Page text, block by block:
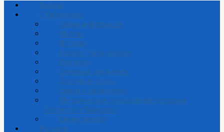
Главная
О библиотеке
Общая информация
Миссия
История
Адреса. Часы работы
Контакты
Основные документы
Доступная среда
Фильм о библиотеке
Методическое объединение вузовских
библиотек г.Кемерово
Библиотекарю
Ресурсы